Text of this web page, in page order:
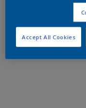
Accept All Cookies